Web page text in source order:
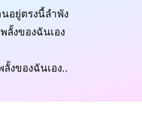
อยู่ตรงนี้ลำพัง
ลั้งของฉันเอง
งของฉันเอง..